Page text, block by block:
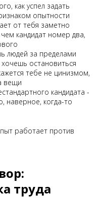
как успел задать
опытности
от тебя заметно
кандидат номер два,
людей за пределами
остановиться
тебе не цинизмом,
вещи
кандидата -
наверное, когда-то
работает против
труда